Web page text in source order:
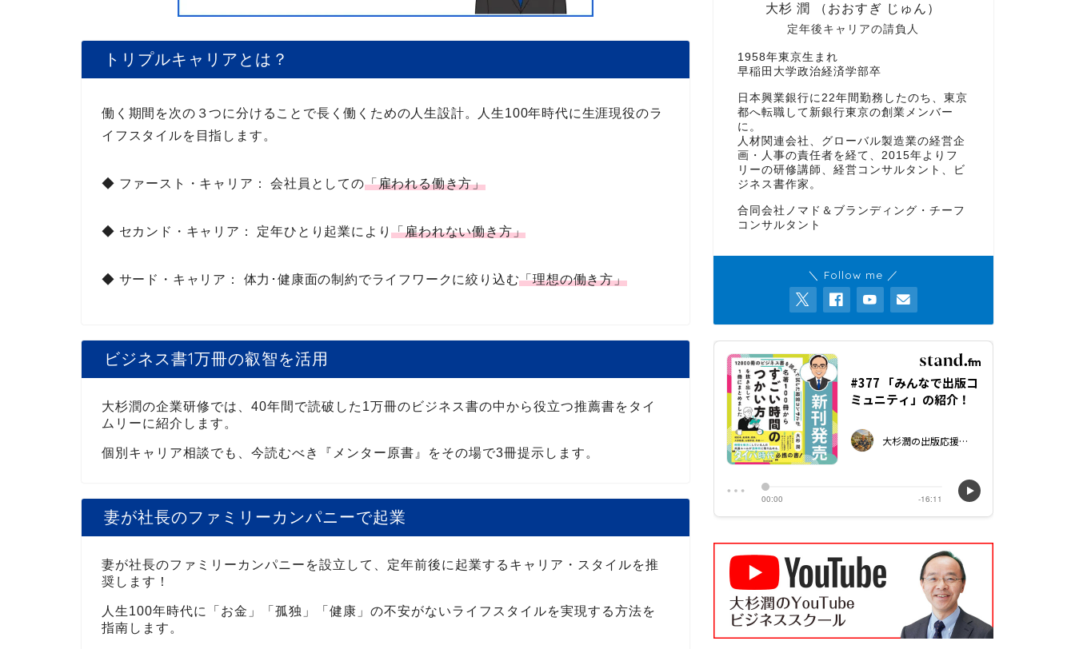
トリプルキャリアとは？
働く期間を次の３つに分けることで長く働くための人生設計。人生100年時代に生涯現役のラ
イフスタイルを目指します。
◆ ファースト・キャリア ： 会社員としての「雇われる働き方」
◆ セカンド・キャリア ： 定年ひとり起業により「雇われない働き方」
◆ サード・キャリア ： 体力･健康面の制約でライフワークに絞り込む「理想の働き方」
ビジネス書1万冊の叡智を活用
大杉潤の企業研修では、40年間で読破した1万冊のビジネス書の中から役立つ推薦書をタイ
ムリーに紹介します。
個別キャリア相談でも、今読むべき『メンター原書』をその場で3冊提示します。
妻が社長のファミリーカンパニーで起業
妻が社長のファミリーカンパニーを設立して、定年前後に起業するキャリア・スタイルを推
奨します！
人生100年時代に「お金」「孤独」「健康」の不安がないライフスタイルを実現する方法を
指南します。
定年後キャリアの請負人
大杉 潤 （おおすぎ じゅん）
1958年東京生まれ
早稲田大学政治経済学部卒
日本興業銀行に22年間勤務したのち、東京
都へ転職して新銀行東京の創業メンバー
に。
人材関連会社、グローバル製造業の経営企
画・人事の責任者を経て、2015年よりフ
リーの研修講師、経営コンサルタント、ビ
ジネス書作家。
合同会社ノマド＆ブランディング・チーフ
コンサルタント
＼ Follow me ／